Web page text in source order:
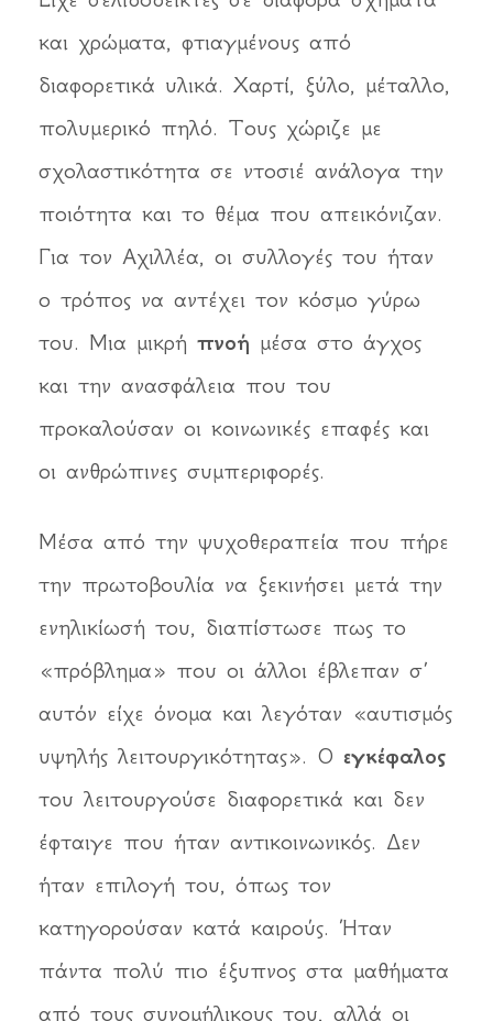
και χρώματα, φτιαγμένους από
διαφορετικά υλικά. Χαρτί, ξύλο, μέταλλο,
πολυμερικό πηλό. Τους χώριζε με
σχολαστικότητα σε ντοσιέ ανάλογα την
ποιότητα και το θέμα που απεικόνιζαν.
Για τον Αχιλλέα, οι συλλογές του ήταν
ο τρόπος να αντέχει τον κόσμο γύρω
του. Μια μικρή πνοή μέσα στο άγχος
και την ανασφάλεια που του
προκαλούσαν οι κοινωνικές επαφές και
οι ανθρώπινες συμπεριφορές.
Μέσα από την ψυχοθεραπεία που πήρε
την πρωτοβουλία να ξεκινήσει μετά την
ενηλικίωσή του, διαπίστωσε πως το
«πρόβλημα» που οι άλλοι έβλεπαν σ’
αυτόν είχε όνομα και λεγόταν «αυτισμός
υψηλής λειτουργικότητας». Ο εγκέφαλος
του λειτουργούσε διαφορετικά και δεν
έφταιγε που ήταν αντικοινωνικός. Δεν
ήταν επιλογή του, όπως τον
κατηγορούσαν κατά καιρούς. Ήταν
πάντα πολύ πιο έξυπνος στα μαθήματα
από τους συνομήλικους του, αλλά οι